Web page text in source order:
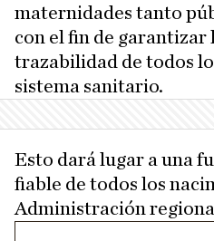
maternidades tanto
con el fin de
trazabilidad de todos
sistema sanitario.
Esto dará lugar a una
fiable de todos los
Administración